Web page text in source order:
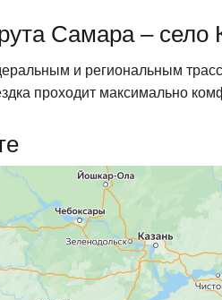
Самара – село
и региональным
проходит максимально